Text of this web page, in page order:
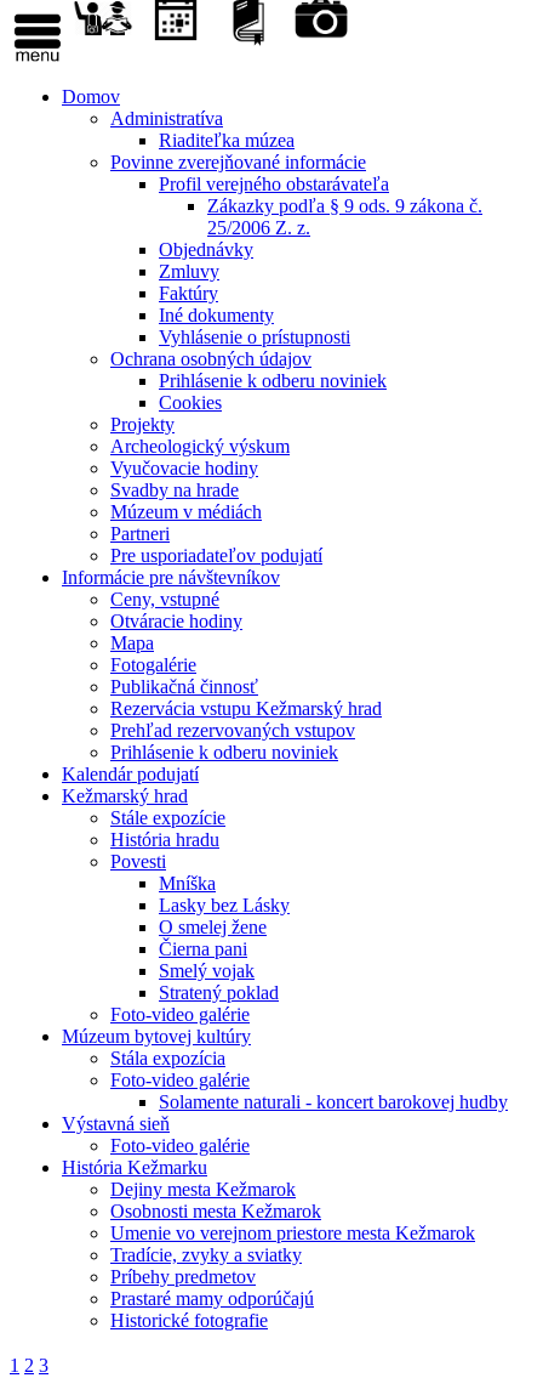
Domov
Administratíva
Riaditeľka múzea
Povinne zverejňované informácie
Profil verejného obstarávateľa
Zákazky podľa § 9 ods. 9 zákona č.
25/2006 Z. z.
Objednávky
Zmluvy
Faktúry
Iné dokumenty
Vyhlásenie o prístupnosti
Ochrana osobných údajov
Prihlásenie k odberu noviniek
Cookies
Projekty
Archeologický výskum
Vyučovacie hodiny
Svadby na hrade
Múzeum v médiách
Partneri
Pre usporiadateľov podujatí
Informácie pre návštevníkov
Ceny, vstupné
Otváracie hodiny
Mapa
Fotogalérie
Publikačná činnosť
Rezervácia vstupu Kežmarský hrad
Prehľad rezervovaných vstupov
Prihlásenie k odberu noviniek
Kalendár podujatí
Kežmarský hrad
Stále expozície
História hradu
Povesti
Mníška
Lasky bez Lásky
O smelej žene
Čierna pani
Smelý vojak
Stratený poklad
Foto-video galérie
Múzeum bytovej kultúry
Stála expozícia
Foto-video galérie
Solamente naturali - koncert barokovej hudby
Výstavná sieň
Foto-video galérie
História Kežmarku
Dejiny mesta Kežmarok
Osobnosti mesta Kežmarok
Umenie vo verejnom priestore mesta Kežmarok
Tradície, zvyky a sviatky
Príbehy predmetov
Prastaré mamy odporúčajú
Historické fotografie
1 2 3